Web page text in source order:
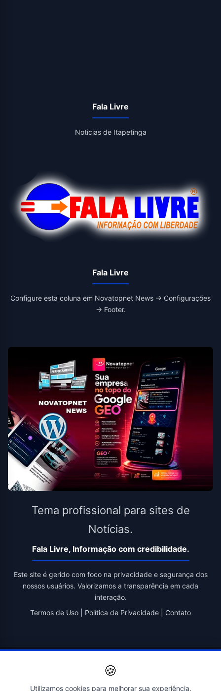
Fala Livre
Noticias de Itapetinga
Fala Livre
Configure esta coluna em Novatopnet News → Configurações
→ Footer.
Tema profissional para sites de
Notícias.
Fala Livre, Informação com credibilidade.
Este site é gerido com foco na privacidade e segurança dos
nossos usuários. Valorizamos a transparência em cada
interação.
Termos de Uso
Política de Privacidade Contato
Novatopnet
🍪
Utilizamos cookies para melhorar sua experiência.